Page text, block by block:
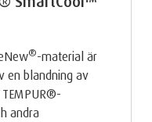
®-material är
en blandning av
andra